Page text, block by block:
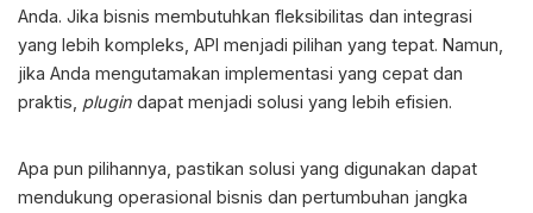
Anda. Jika bisnis membutuhkan fleksibilitas dan integrasi
yang lebih kompleks, API menjadi pilihan yang tepat. Namun,
jika Anda mengutamakan implementasi yang cepat dan
praktis, plugin dapat menjadi solusi yang lebih efisien.
Apa pun pilihannya, pastikan solusi yang digunakan dapat
mendukung operasional bisnis dan pertumbuhan jangka